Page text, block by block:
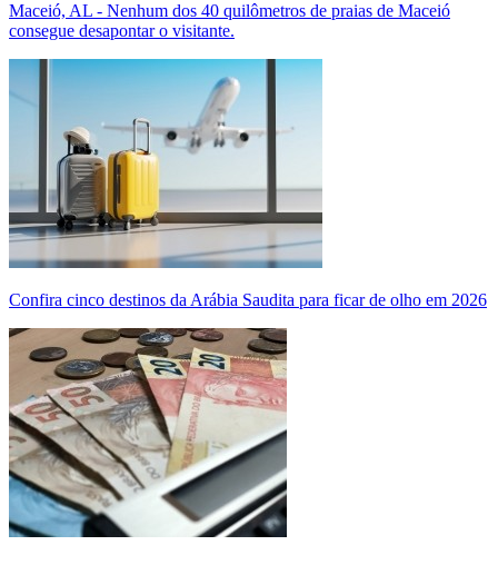
Maceió, AL - Nenhum dos 40 quilômetros de praias de Maceió
consegue desapontar o visitante.
Confira cinco destinos da Arábia Saudita para ficar de olho em 2026